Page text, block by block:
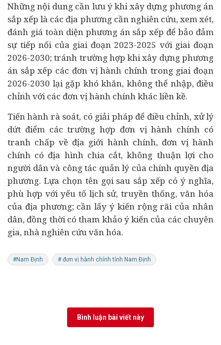
Những nội dung cần lưu ý khi xây dựng phương án
sắp xếp là các địa phương cần nghiên cứu, xem xét,
đánh giá toàn diện phương án sắp xếp để bảo đảm
sự tiếp nối của giai đoạn 2023-2025 với giai đoạn
2026-2030; tránh trường hợp khi xây dựng phương
án sắp xếp các đơn vị hành chính trong giai đoạn
2026-2030 lại gặp khó khăn, không thể nhập, điều
chỉnh với các đơn vị hành chính khác liền kề.
Tiến hành rà soát, có giải pháp để điều chỉnh, xử lý
dứt điểm các trường hợp đơn vị hành chính có
tranh chấp về địa giới hành chính, đơn vị hành
chính có địa hình chia cắt, không thuận lợi cho
người dân và công tác quản lý của chính quyền địa
phương. Lựa chọn tên gọi sau sắp xếp có ý nghĩa,
phù hợp với yếu tố lịch sử, truyền thống, văn hóa
của địa phương; cần lấy ý kiến rộng rãi của nhân
dân, đồng thời có tham khảo ý kiến của các chuyên
gia, nhà nghiên cứu văn hóa.
#Nam Định # đơn vị hành chính tỉnh Nam Định
Bình luận bài viết này